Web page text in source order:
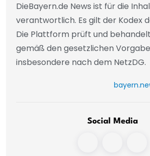
DieBayern.de News ist für die
verantwortlich. Es gilt der Kodex
Die Plattform prüft und
gemäß den gesetzlichen
insbesondere nach dem NetzDG.
Social Media